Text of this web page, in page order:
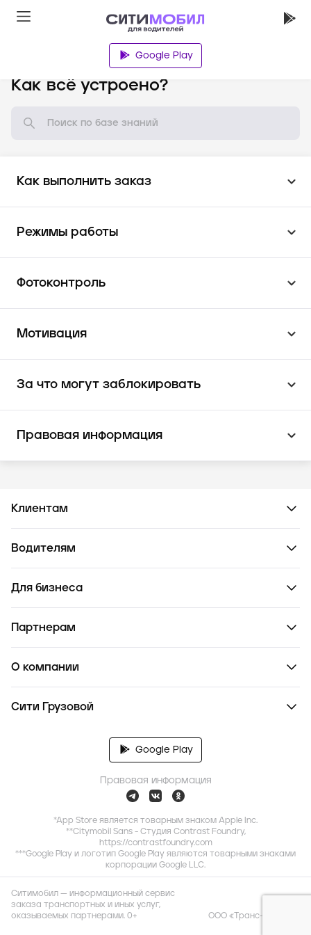
Google Play
Как всё устроено?
Как выполнить заказ
Режимы работы
Фотоконтроль
Мотивация
За что могут заблокировать
Правовая информация
Клиентам
Водителям
Для бизнеса
Партнерам
О компании
Сити Грузовой
Google Play
Правовая информация
*App Store является товарным знаком Apple Inc.
**Citymobil Sans - Студия Contrast Foundry,
https://contrastfoundry.com
***Google Play и логотип Google Play являются товарными знаками
корпорации Google LLC.
Ситимобил — информационный сервис
заказа транспортных и иных услуг,
оказываемых партнерами. 0+
ООО «Транс-Миссия»